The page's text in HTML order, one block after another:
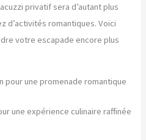
privatif sera d’autant plus
d’activités romantiques. Voici
votre escapade encore plus
pour une promenade romantique
une expérience culinaire raffinée